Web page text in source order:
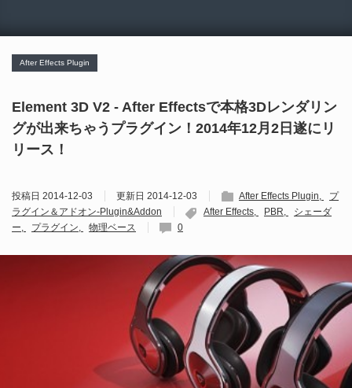
After Effects Plugin
Element 3D V2 - After Effectsで本格3Dレンダリン
グが出来ちゃうプラグイン！2014年12月2日遂にリ
リース！
投稿日 2014-12-03 更新日 2014-12-03 After Effects Plugin
プ
ラグイン＆アドオン-Plugin&Addon
After Effects PBR
シェーダ
ー
プラグイン 物理ベース 0